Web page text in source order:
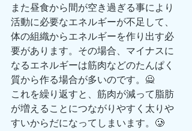
また昼食から間が空き過ぎる事により
活動に必要なエネルギーが不足して、
体の組織からエネルギーを作り出す必
要があります。その場合、マイナスに
なるエネルギーは筋肉などのたんぱく
質から作る場合が多いのです。🙅
これを繰り返すと、筋肉が減って脂肪
が増えることにつながりやすく太りや
すいからだになってしまいます。🥲